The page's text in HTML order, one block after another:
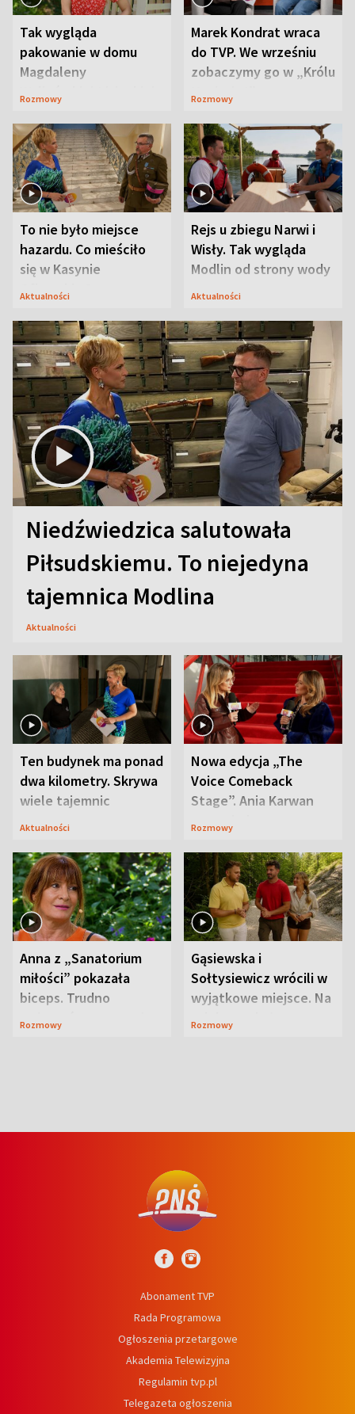
Tak wygląda
pakowanie w domu
Magdaleny
Waligórskiej-Lisieckiej.
Rozmowy
Marek Kondrat wraca
do TVP. We wrześniu
zobaczymy go w „Królu
Maciusiu I”
Rozmowy
To nie było miejsce
hazardu. Co mieściło
się w Kasynie
Oficerskim?
Aktualności
Rejs u zbiegu Narwi i
Wisły. Tak wygląda
Modlin od strony wody
Aktualności
Niedźwiedzica salutowała
Piłsudskiemu. To niejedyna
tajemnica Modlina
Aktualności
Ten budynek ma ponad
dwa kilometry. Skrywa
wiele tajemnic
Aktualności
Nowa edycja „The
Voice Comeback
Stage”. Ania Karwan
zapowiada
Rozmowy
Anna z „Sanatorium
miłości” pokazała
biceps. Trudno
uwierzyć, co przeszła
Rozmowy
Gąsiewska i
Sołtysiewicz wrócili w
wyjątkowe miejsce. Na
szlaku czekał
Rozmowy
Abonament TVP
Rada Programowa
Ogłoszenia przetargowe
Akademia Telewizyjna
Regulamin tvp.pl
Telegazeta ogłoszenia